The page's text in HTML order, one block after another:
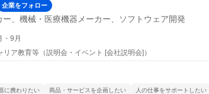
企業をフォロー
、機械・医療機器メーカー、ソフトウェア開発
・9月
ア教育等（説明会・イベント [会社説明会]）
に携わりたい 商品・サービスを企画したい 人の仕事をサポートしたい